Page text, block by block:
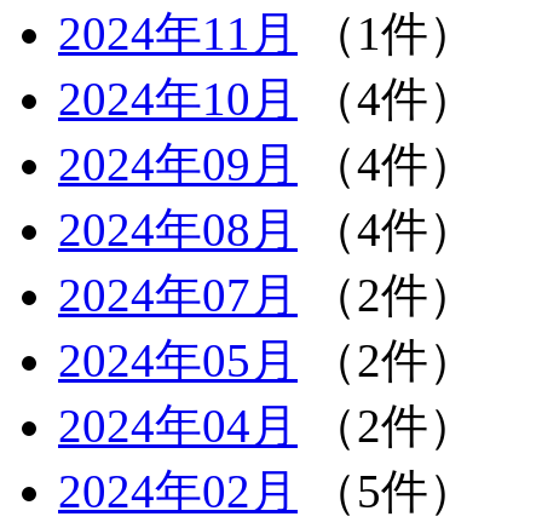
2024年11月
（1件）
2024年10月
（4件）
2024年09月
（4件）
2024年08月
（4件）
2024年07月
（2件）
2024年05月
（2件）
2024年04月
（2件）
2024年02月
（5件）